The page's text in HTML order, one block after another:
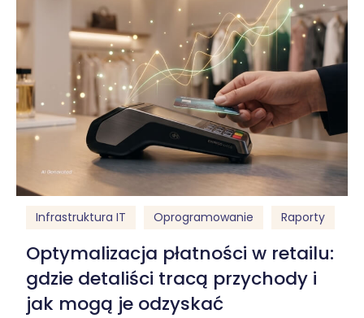
Infrastruktura IT Oprogramowanie Raporty
Optymalizacja płatności w retailu:
gdzie detaliści tracą przychody i
jak mogą je odzyskać